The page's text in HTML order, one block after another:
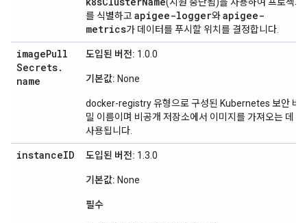
를 식별하고 apigee-logger와apigee-
metrics가 데이터를 푸시할 위치를 결정합니다.
imagePull
Secrets.
name
도입된 버전: 1.0.0
기본값: None
docker-registry 유형으로 구성된 Kubernetes 보안 비
밀 이름이며 비공개 저장소에서 이미지를 가져오는 데
사용됩니다.
instanceID 도입된 버전: 1.3.0
기본값: None
필수